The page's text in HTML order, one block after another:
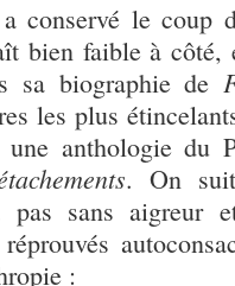
conservé le coup
bien faible à côté,
sa biographie de
les plus
une anthologie du
. On
sans aigreur et
: